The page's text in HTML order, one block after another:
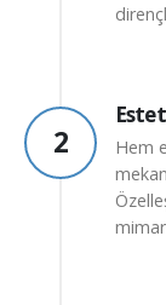
2
Hem